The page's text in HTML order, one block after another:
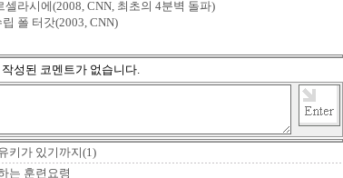
라시에(2008, CNN, 최초의 4분벽 돌파)
폴 터갓(2003, CNN)
작성된 코멘트가 없습니다.
키가 있기까지(1)
는 훈련요령